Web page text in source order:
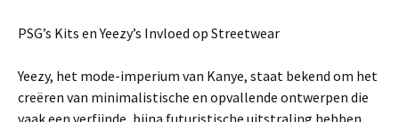
PSG’s Kits en Yeezy’s Invloed op Streetwear
Yeezy, het mode-imperium van Kanye, staat bekend om het
creëren van minimalistische en opvallende ontwerpen die
vaak een verfijnde, bijna futuristische uitstraling hebben.